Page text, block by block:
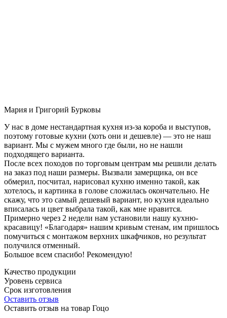
Мария и Григорий Бурковы
У нас в доме нестандартная кухня из-за короба и выступов,
поэтому готовые кухни (хоть они и дешевле) — это не наш
вариант. Мы с мужем много где были, но не нашли
подходящего варианта.
После всех походов по торговым центрам мы решили делать
на заказ под наши размеры. Вызвали замерщика, он все
обмерил, посчитал, нарисовал кухню именно такой, как
хотелось, и картинка в голове сложилась окончательно. Не
скажу, что это самый дешевый вариант, но кухня идеально
вписалась и цвет выбрала такой, как мне нравится.
Примерно через 2 недели нам установили нашу кухню-
красавицу! «Благодаря» нашим кривым стенам, им пришлось
помучиться с монтажом верхних шкафчиков, но результат
получился отменный.
Большое всем спасибо! Рекомендую!
Качество продукции
Уровень сервиса
Срок изготовления
Оставить отзыв
Оставить отзыв на товар Гоцо